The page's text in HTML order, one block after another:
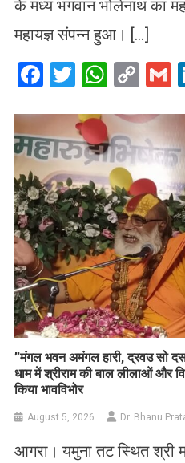
के मध्य भगवान भोलेनाथ का
महायज्ञ संपन्न हुआ। […]
Facebook
Twitter
​”मंगल भवन अमंगल हारी, द्रवउ सो
धाम में श्रीराम की बाल लीलाओं और
किया भावविभोर
August 5, 2026 Dr. Bhanu
आगरा। यमुना तट स्थित श्री